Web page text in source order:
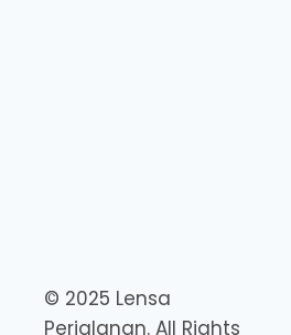
© 2025 Lensa
Perjalanan. All Rights